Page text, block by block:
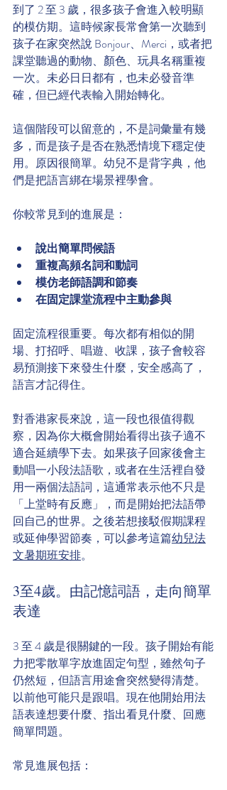
到了 2 至 3 歲，很多孩子會進入較明顯
的模仿期。這時候家長常會第一次聽到
孩子在家突然說 Bonjour、Merci，或者把
課堂聽過的動物、顏色、玩具名稱重複
一次。未必日日都有，也未必發音準
確，但已經代表輸入開始轉化。
這個階段可以留意的，不是詞彙量有幾
多，而是孩子是否在熟悉情境下穩定使
用。原因很簡單。幼兒不是背字典，他
們是把語言綁在場景裡學會。
你較常見到的進展是：
說出簡單問候語
重複高頻名詞和動詞
模仿老師語調和節奏
在固定課堂流程中主動參與
固定流程很重要。每次都有相似的開
場、打招呼、唱遊、收課，孩子會較容
易預測接下來發生什麼，安全感高了，
語言才記得住。
對香港家長來說，這一段也很值得觀
察，因為你大概會開始看得出孩子適不
適合延續學下去。如果孩子回家後會主
動唱一小段法語歌，或者在生活裡自發
用一兩個法語詞，這通常表示他不只是
「上堂時有反應」，而是開始把法語帶
回自己的世界。之後若想接駁假期課程
或延伸學習節奏，可以參考這篇幼兒法
文暑期班安排。
3至4歲。由記憶詞語，走向簡單
表達
3 至 4 歲是很關鍵的一段。孩子開始有能
力把零散單字放進固定句型，雖然句子
仍然短，但語言用途會突然變得清楚。
以前他可能只是跟唱。現在他開始用法
語表達想要什麼、指出看見什麼、回應
簡單問題。
常見進展包括：